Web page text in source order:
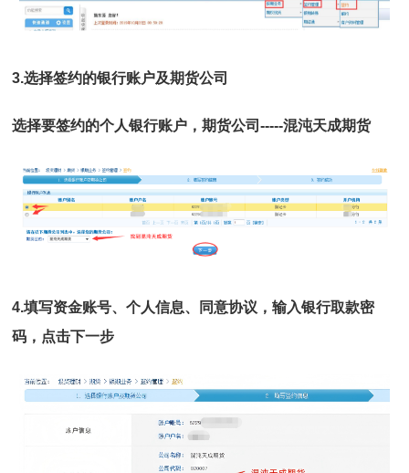
3.选择签约的银行账户及期货公司
选择要签约的个人银行账户，期货公司-----混沌天成期货
4.填写资金账号、个人信息、同意协议，输入银行取款密
码，点击下一步